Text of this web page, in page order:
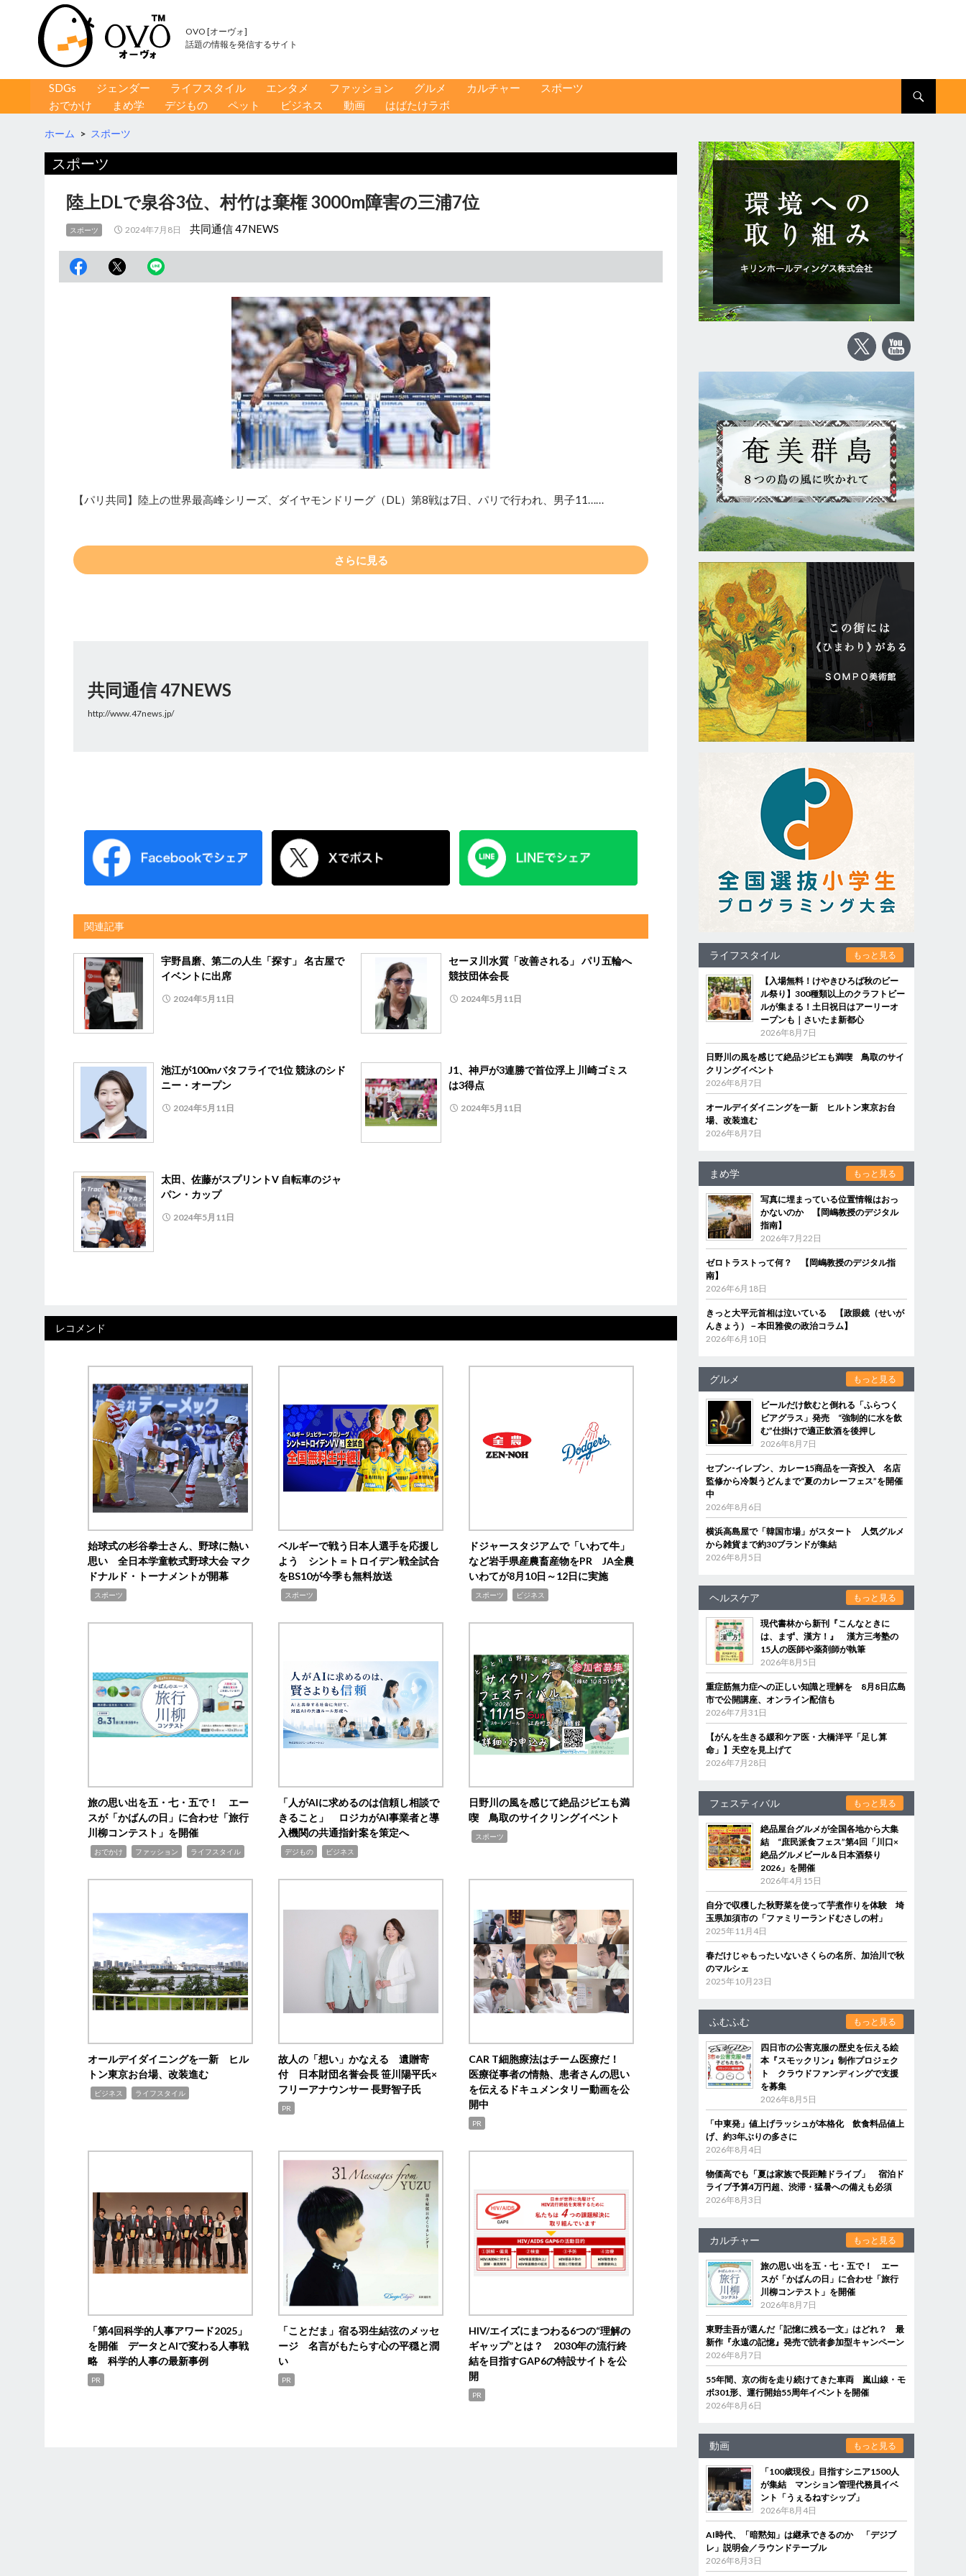
OVO [オーヴォ]
話題の情報を発信するサイト
コンテンツへ移動
SDGs ジェンダー ライフスタイル エンタメ ファッション グルメ カルチャー
スポーツ
おでかけ
まめ学 デジもの ペット ビジネス 動画 はばたけラボ
ホーム > スポーツ
スポーツ
陸上DLで泉谷3位、村竹は棄権 3000m障害の三浦7位
スポーツ 2024年7月8日 共同通信 47NEWS
【パリ共同】陸上の世界最高峰シリーズ、ダイヤモンドリーグ（DL）第8戦は7日、パリで行われ、男子11……
さらに見る
共同通信 47NEWS
http://www.47news.jp/
関連記事
宇野昌磨、第二の人生「探す」 名古屋で
イベントに出席
2024年5月11日
セーヌ川水質「改善される」 パリ五輪へ
競技団体会長
2024年5月11日
池江が100mバタフライで1位 競泳のシド
ニー・オープン
2024年5月11日
J1、神戸が3連勝で首位浮上 川崎ゴミス
は3得点
2024年5月11日
太田、佐藤がスプリントV 自転車のジャ
パン・カップ
2024年5月11日
レコメンド
始球式の杉谷拳士さん、野球に熱い
思い 全日本学童軟式野球大会 マク
ドナルド・トーナメントが開幕
スポーツ
ベルギーで戦う日本人選手を応援し
よう シント＝トロイデン戦全試合
をBS10が今季も無料放送
スポーツ
ドジャースタジアムで「いわて牛」
など岩手県産農畜産物をPR JA全農
いわてが8月10日～12日に実施
スポーツ ビジネス
旅の思い出を五・七・五で！ エー
スが「かばんの日」に合わせ「旅行
川柳コンテスト」を開催
おでかけ ファッション ライフスタイル
「人がAIに求めるのは信頼し相談で
きること」 ロジカがAI事業者と導
入機関の共通指針案を策定へ
デジもの ビジネス
日野川の風を感じて絶品ジビエも満
喫 鳥取のサイクリングイベント
スポーツ
オールデイダイニングを一新 ヒル
トン東京お台場、改装進む
ビジネス ライフスタイル
故人の「想い」かなえる 遺贈寄
付 日本財団名誉会長 笹川陽平氏×
フリーアナウンサー 長野智子氏
PR
CAR T細胞療法はチーム医療だ！
医療従事者の情熱、患者さんの思い
を伝えるドキュメンタリー動画を公
開中
PR
「第4回科学的人事アワード2025」
を開催 データとAIで変わる人事戦
略 科学的人事の最新事例
PR
「ことだま」宿る羽生結弦のメッセ
ージ 名言がもたらす心の平穏と潤
い
PR
HIV/エイズにまつわる6つの“理解の
ギャップ”とは？ 2030年の流行終
結を目指すGAP6の特設サイトを公
開
PR
ライフスタイル もっと見る
【入場無料！けやきひろば秋のビー
ル祭り】300種類以上のクラフトビー
ルが集まる！土日祝日はアーリーオ
ープンも｜さいたま新都心
2026年8月7日
日野川の風を感じて絶品ジビエも満喫 鳥取のサイ
クリングイベント
2026年8月7日
オールデイダイニングを一新 ヒルトン東京お台
場、改装進む
2026年8月7日
まめ学 もっと見る
写真に埋まっている位置情報はおっ
かないのか 【岡嶋教授のデジタル
指南】
2026年7月22日
ゼロトラストって何？ 【岡嶋教授のデジタル指
南】
2026年6月18日
きっと大平元首相は泣いている 【政眼鏡（せいが
んきょう）－本田雅俊の政治コラム】
2026年6月10日
グルメ もっと見る
ビールだけ飲むと倒れる「ふらつく
ビアグラス」発売 “強制的に水を飲
む”仕掛けで適正飲酒を後押し
2026年8月7日
セブン‐イレブン、カレー15商品を一斉投入 名店
監修から冷製うどんまで“夏のカレーフェス”を開催
中
2026年8月6日
横浜高島屋で「韓国市場」がスタート 人気グルメ
から雑貨まで約30ブランドが集結
2026年8月5日
ヘルスケア もっと見る
現代書林から新刊『こんなときに
は、まず、漢方！』 漢方三考塾の
15人の医師や薬剤師が執筆
2026年8月5日
重症筋無力症への正しい知識と理解を 8月8日広島
市で公開講座、オンライン配信も
2026年7月31日
【がんを生きる緩和ケア医・大橋洋平「足し算
命」】天空を見上げて
2026年7月28日
フェスティバル もっと見る
絶品屋台グルメが全国各地から大集
結 “庶民派食フェス”第4回「川口×
絶品グルメビール＆日本酒祭り
2026」を開催
2026年4月15日
自分で収穫した秋野菜を使って芋煮作りを体験 埼
玉県加須市の「ファミリーランドむさしの村」
2025年11月4日
春だけじゃもったいないさくらの名所、加治川で秋
のマルシェ
2025年10月23日
ふむふむ もっと見る
四日市の公害克服の歴史を伝える絵
本『スモックリン』制作プロジェク
ト クラウドファンディングで支援
を募集
2026年8月5日
「中東発」値上げラッシュが本格化 飲食料品値上
げ、約3年ぶりの多さに
2026年8月4日
物価高でも「夏は家族で長距離ドライブ」 宿泊ド
ライブ予算4万円超、渋滞・猛暑への備えも必須
2026年8月3日
カルチャー もっと見る
旅の思い出を五・七・五で！ エー
スが「かばんの日」に合わせ「旅行
川柳コンテスト」を開催
2026年8月7日
東野圭吾が選んだ「記憶に残る一文」はどれ？ 最
新作『永遠の記憶』発売で読者参加型キャンペーン
2026年8月7日
55年間、京の街を走り続けてきた車両 嵐山線・モ
ボ301形、運行開始55周年イベントを開催
2026年8月6日
動画 もっと見る
「100歳現役」目指すシニア1500人
が集結 マンション管理代務員イベ
ント「うぇるねすシップ」
2026年8月4日
AI時代、「暗黙知」は継承できるのか 「デジブ
レ」説明会／ラウンドテーブル
2026年8月3日